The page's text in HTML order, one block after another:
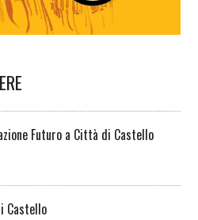
Futuro a Città di Castello
Castello